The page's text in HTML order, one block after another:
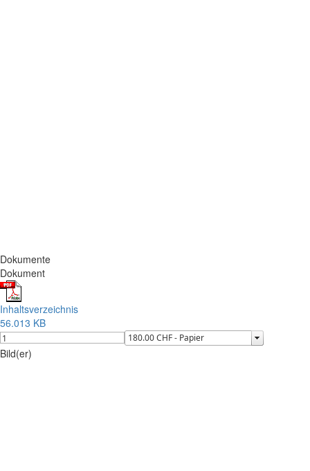
Dokumente
Dokument
Inhaltsverzeichnis
56.013 KB
Bild(er)